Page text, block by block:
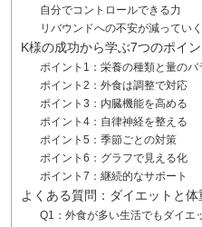
自分でコントロールできる力
リバウンドへの不安が減っていく
K様の成功から学ぶ7つのポイン
ポイント1：栄養の種類と量のバ
ポイント2：外食は調整で対応
ポイント3：内臓機能を高める
ポイント4：自律神経を整える
ポイント5：季節ごとの対策
ポイント6：グラフで見える化
ポイント7：継続的なサポート
よくある質問：ダイエットと
Q1：外食が多い生活でもダイエ